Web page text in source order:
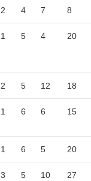
2 4 7 8
1 5 4 20
2 5 12 18
1 6 6 15
1 6 5 20
3 5 10 27